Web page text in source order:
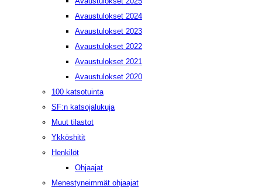
Avaustulokset 2024
Avaustulokset 2023
Avaustulokset 2022
Avaustulokset 2021
Avaustulokset 2020
100 katsotuinta
SF:n katsojalukuja
Muut tilastot
Ykköshitit
Henkilöt
Ohjaajat
Menestyneimmät ohjaajat